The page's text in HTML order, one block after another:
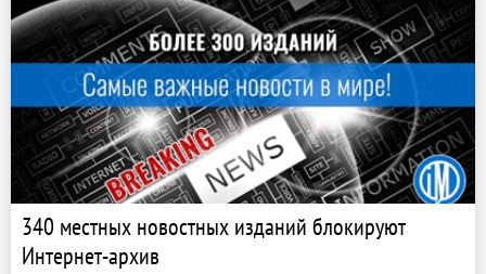
340 местных новостных изданий блокируют
Интернет-архив